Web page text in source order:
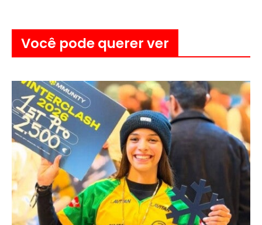
Você pode querer ver